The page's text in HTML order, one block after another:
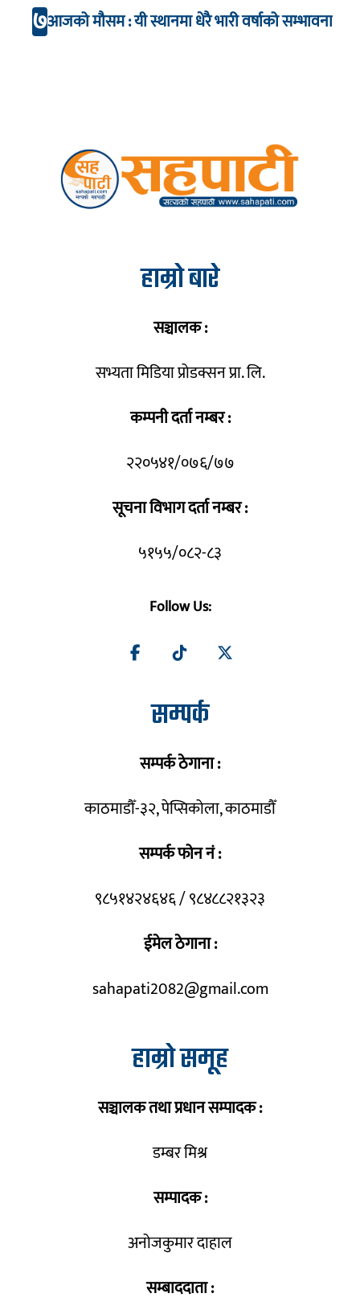
७आजको मौसम : यी स्थानमा धेरै भारी वर्षाको सम्भावना
हाम्रो बारे
सञ्चालक :
सभ्यता मिडिया प्रोडक्सन प्रा. लि.
कम्पनी दर्ता नम्बर :
२२०५४१/०७६/७७
सूचना विभाग दर्ता नम्बर :
५१५५/०८२-८३
Follow Us:
सम्पर्क
सम्पर्क ठेगाना :
काठमाडौँ-३२, पेप्सिकोला, काठमाडौँ
सम्पर्क फोन नं :
९८५१४२४६४६ / ९८४८८२१३२३
ईमेल ठेगाना :
sahapati2082@gmail.com
हाम्रो समूह
सञ्चालक तथा प्रधान सम्पादक :
डम्बर मिश्र
सम्पादक :
अनोजकुमार दाहाल
सम्बाददाता :